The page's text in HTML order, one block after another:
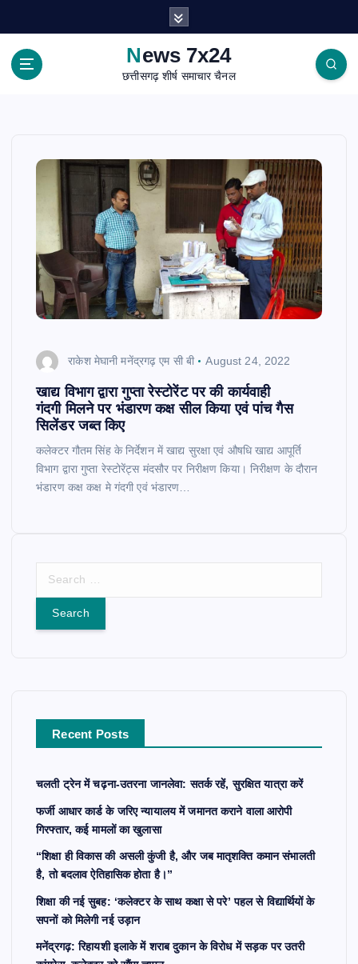
News 7x24
छत्तीसगढ़ शीर्ष समाचार चैनल
राकेश मेघानी मनेंद्रगढ़ एम सी बी August 24, 2022
खाद्य विभाग द्वारा गुप्ता रेस्टोरेंट पर की कार्यवाही
गंदगी मिलने पर भंडारण कक्ष सील किया एवं पांच गैस
सिलेंडर जब्त किए
कलेक्टर गौतम सिंह के निर्देशन में खाद्य सुरक्षा एवं औषधि खाद्य आपूर्ति
विभाग द्वारा गुप्ता रेस्टोरेंट्स मंदसौर पर निरीक्षण किया। निरीक्षण के दौरान
भंडारण कक्ष कक्ष मे गंदगी एवं भंडारण…
r
Recent Posts
चलती ट्रेन में चढ़ना-उतरना जानलेवा: सतर्क रहें, सुरक्षित यात्रा करें
फर्जी आधार कार्ड के जरिए न्यायालय में जमानत कराने वाला आरोपी
गिरफ्तार, कई मामलों का खुलासा
“शिक्षा ही विकास की असली कुंजी है, और जब मातृशक्ति कमान संभालती
है, तो बदलाव ऐतिहासिक होता है।”
शिक्षा की नई सुबह: ‘कलेक्टर के साथ कक्षा से परे’ पहल से विद्यार्थियों के
सपनों को मिलेगी नई उड़ान
मनेंद्रगढ़: रिहायशी इलाके में शराब दुकान के विरोध में सड़क पर उतरी